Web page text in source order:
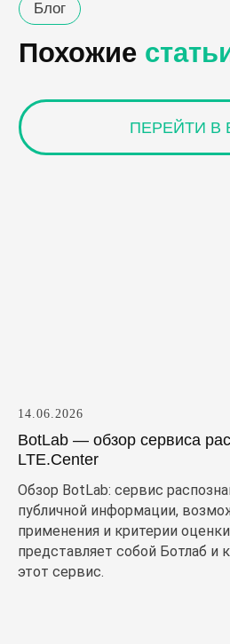
14.06.2026
BotLab — обзор сервиса
LTE.Center
Обзор BotLab: сервис
публичной информации,
применения и критерии
представляет собой Ботлаб и
этот сервис.